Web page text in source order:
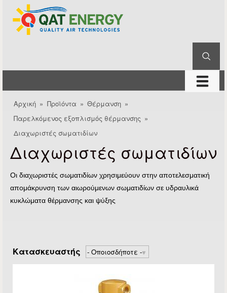
κυρίως περιεχόμενο
QAT
Energy
μενού
Είστε εδώ
Αρχική » Προϊόντα » Θέρμανση »
Παρελκόμενος εξοπλισμός θέρμανσης »
Διαχωριστές σωματιδίων
Διαχωριστές σωματιδίων
Οι διαχωριστές σωματιδίων χρησιμεύουν στην αποτελεσματική
απομάκρυνση των αιωρούμενων σωματιδίων σε υδραυλικά
κυκλώματα θέρμανσης και ψύξης
Κατασκευαστής